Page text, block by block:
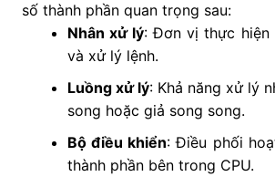
số thành phần quan trọng sau:
Nhân xử lý: Đơn vị thực
và xử lý lệnh.
Luồng xử lý: Khả năng xử lý
song hoặc giả song song.
Bộ điều khiển: Điều phối
thành phần bên trong CPU.